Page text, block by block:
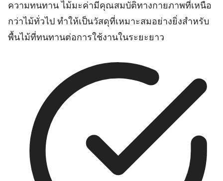
ความทนทาน ไม้มะค่ามีคุณสมบัติทางกายภาพที่เหนือ
กว่าไม้ทั่วไป ทำให้เป็นวัสดุที่เหมาะสมอย่างยิ่งสำหรับ
พื้นไม้ที่ทนทานต่อการใช้งานในระยะยาว